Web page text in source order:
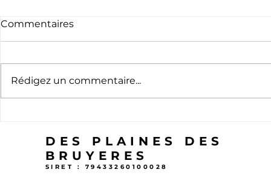
questions
Commentaires
Rédigez un commentaire...
DES PLAINES DES
BRUYERES
SIRET : 79433260100028